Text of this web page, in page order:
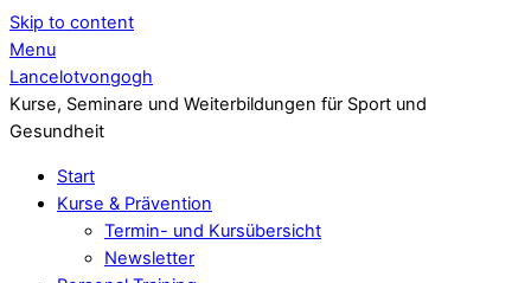
Skip to content
Menu
Lancelotvongogh
Kurse, Seminare und Weiterbildungen für Sport und
Gesundheit
Start
Kurse & Prävention
Termin- und Kursübersicht
Newsletter